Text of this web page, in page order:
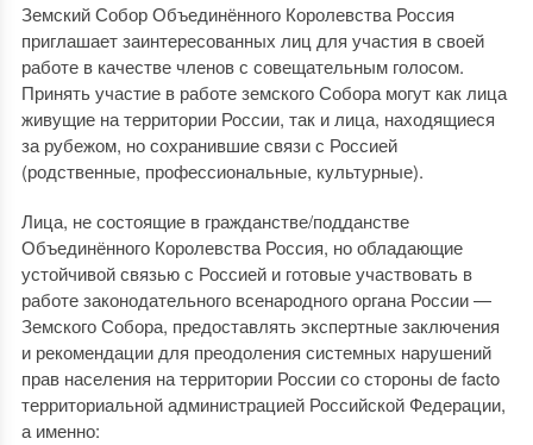
Земский Собор Объединённого Королевства Россия
приглашает заинтересованных лиц для участия в своей
работе в качестве членов с совещательным голосом.
Принять участие в работе земского Собора могут как лица
живущие на территории России, так и лица, находящиеся
за рубежом, но сохранившие связи с Россией
(родственные, профессиональные, культурные).
Лица, не состоящие в гражданстве/подданстве
Объединённого Королевства Россия, но обладающие
устойчивой связью с Россией и готовые участвовать в
работе законодательного всенародного органа России —
Земского Собора, предоставлять экспертные заключения
и рекомендации для преодоления системных нарушений
прав населения на территории России со стороны de facto
территориальной администрацией Российской Федерации,
а именно: